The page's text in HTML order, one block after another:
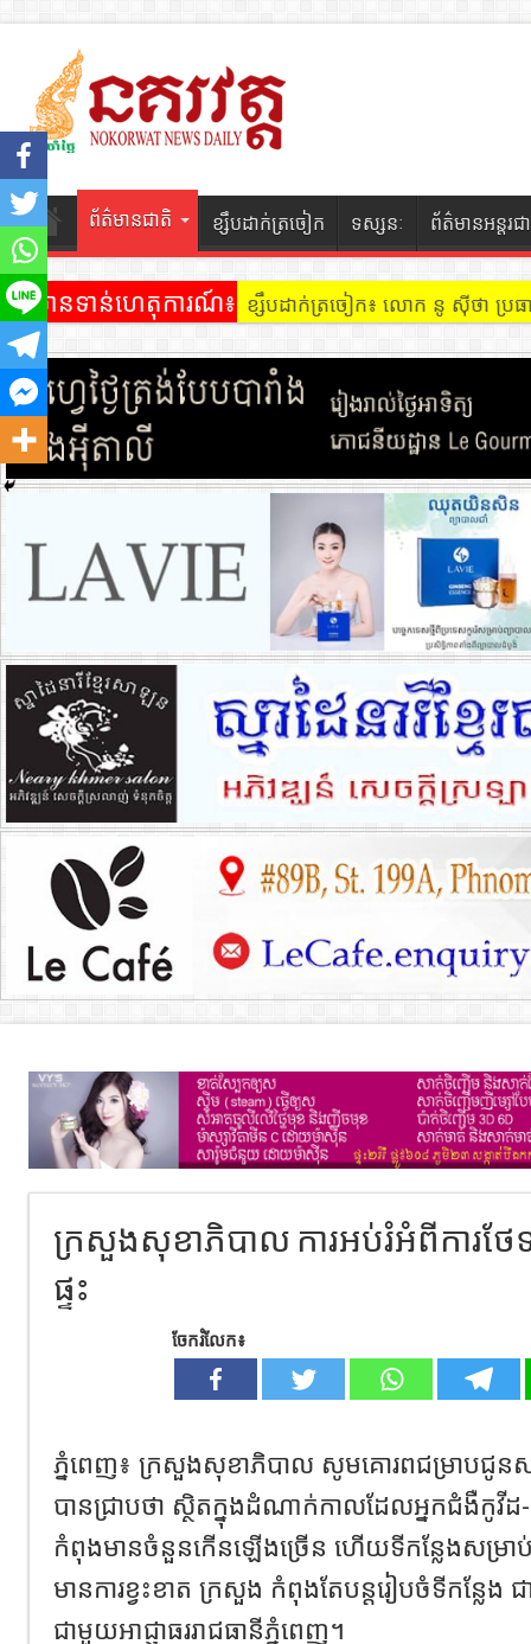
ព័ត៌មានជាតិ ខ្សឹបដាក់ត្រចៀក ទស្សនៈ ព័ត៌មានអន្តរជ
ព័ត៌មានទាន់ហេតុការណ៍៖ ខ្សឹបដាក់ត្រចៀក ៖ អគារ Sky 31
ក្រសួងសុខាភិបាល ការអប់រំអំពីការថែ
ផ្ទះ​
ចែករំលែក៖
ភ្នំពេញ៖ ក្រសួងសុខាភិបាល​ សូមគោរពជម្រាបជូ
បានជ្រាបថា​ ស្ថិតក្នុងដំណាក់កាលដែលអ្នកជំងឺកូវីដ
កំពុងមានចំនួនកេីនឡេីងច្រើន ហើយទីកន្លែងសម្រា
មានការខ្វះខាត​ ក្រសួង កំពុងតែបន្តរៀបចំទីកន្លែង
ជាមួយអាជ្ញាធររាជធានីភ្នំពេញ។